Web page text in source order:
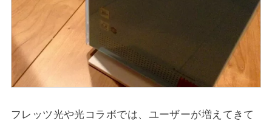
フレッツ光や光コラボでは、ユーザーが増えてきて